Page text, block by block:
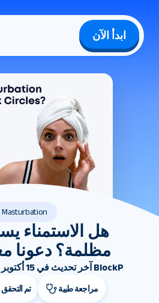
ابدأ الآن
Masturbation
هل الاستمناء
مظلمة؟ دعونا
آخر تحديث في 15 أكتوبر 2024 | فريق تحرير BlockP
تم مراجعة طبية